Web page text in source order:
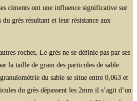
ciments ont une influence significative sur
du grès résultant et leur résistance aux
roches, Le grès ne se définie pas par ses
la taille de grain des particules de sable.
du sable se situe entre 0,063 et
du grès dépassent les 2mm il s’agit d’un